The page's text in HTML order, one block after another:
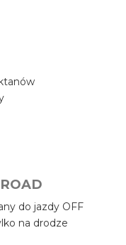
do jazdy OFF
na drodze